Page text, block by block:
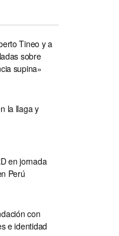
Tineo y a
sobre
supina»
la llaga y
en jornada
Perú
con
e identidad